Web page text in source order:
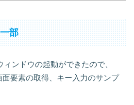
部
ンドウの起動ができたので、
要素の取得、キー入力のサンプ